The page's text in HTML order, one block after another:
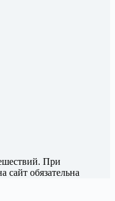
При
сайт обязательна